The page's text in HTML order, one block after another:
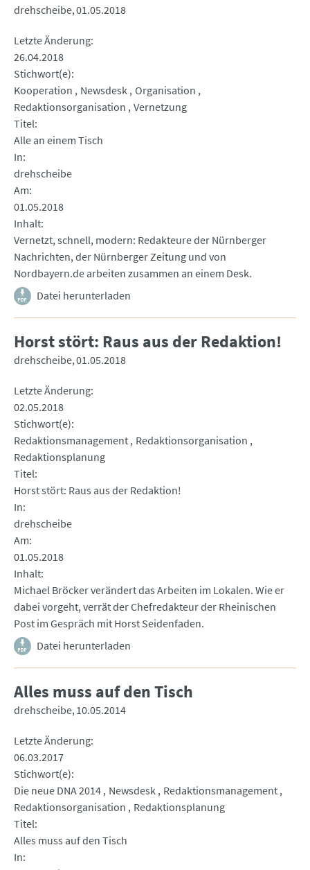
drehscheibe 01.05.2018
Letzte Änderung
26.04.2018
Stichwort(e)
Kooperation
Newsdesk Organisation
Redaktionsorganisation Vernetzung
Titel
Alle an einem Tisch
In
drehscheibe
Am
01.05.2018
Inhalt
Vernetzt, schnell, modern: Redakteure der Nürnberger
Nachrichten, der Nürnberger Zeitung und von
Nordbayern.de arbeiten zusammen an einem Desk.
Datei herunterladen
Horst stört: Raus aus der Redaktion!
drehscheibe 01.05.2018
Letzte Änderung
02.05.2018
Stichwort(e)
Redaktionsmanagement Redaktionsorganisation
Redaktionsplanung
Titel
Horst stört: Raus aus der Redaktion!
In
drehscheibe
Am
01.05.2018
Inhalt
Michael Bröcker verändert das Arbeiten im Lokalen. Wie er
dabei vorgeht, verrät der Chefredakteur der Rheinischen
Post im Gespräch mit Horst Seidenfaden.
Datei herunterladen
Alles muss auf den Tisch
drehscheibe 10.05.2014
Letzte Änderung
06.03.2017
Stichwort(e)
Die neue DNA 2014 Newsdesk Redaktionsmanagement
Redaktionsorganisation
Redaktionsplanung
Titel
Alles muss auf den Tisch
In